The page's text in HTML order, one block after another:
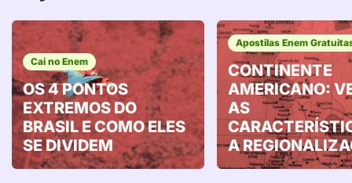
Cai no Enem
OS 4 PONTOS
EXTREMOS DO
BRASIL E COMO ELES
SE DIVIDEM
Apostilas Enem
CONTINENTE
AMERICANO:
AS
A